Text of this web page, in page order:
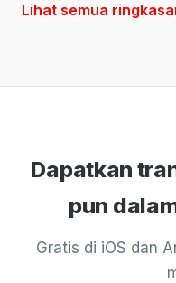
Lihat semua
Dapatkan
pun
Gratis di iOS dan